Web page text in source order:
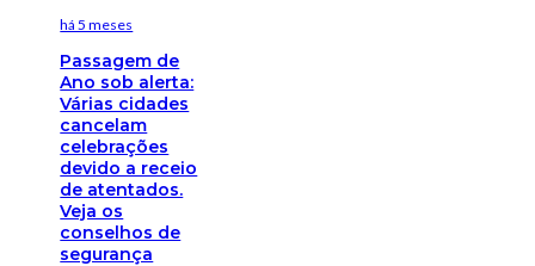
há 5 meses
Passagem de
Ano sob alerta:
Várias cidades
cancelam
celebrações
devido a receio
de atentados.
Veja os
conselhos de
segurança